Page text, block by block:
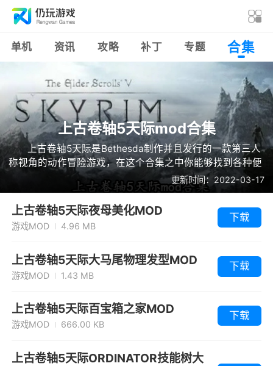
单机 资讯 攻略 补丁 专题 合集
上古卷轴5天际mod合集
上古卷轴5天际是Bethesda制作并且发行的一款第三人
称视角的动作冒险游戏，在这个合集之中你能够找到各种便
捷功能，人物皮肤的mod，帮助玩家们更好的游玩此游戏。
更新时间：2022-03-17
上古卷轴5天际夜母美化MOD
游戏MOD 4.96 MB
下载
上古卷轴5天际大马尾物理发型MOD
游戏MOD 1.43 MB
下载
上古卷轴5天际百宝箱之家MOD
游戏MOD 666.00 KB
下载
上古卷轴5天际ORDINATOR技能树大